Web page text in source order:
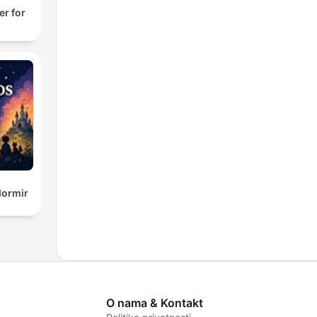
for
O nama & Kontakt